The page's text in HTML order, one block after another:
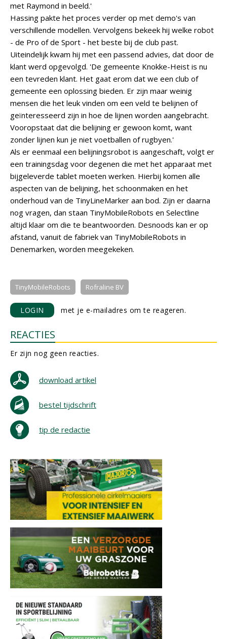
met Raymond in beeld.'
Hassing pakte het proces verder op met demo's van
verschillende modellen. Vervolgens bekeek hij welke robot
- de Pro of de Sport - het beste bij de club past.
Uiteindelijk kwam hij met een passend advies, dat door de
klant werd opgevolgd. 'De gemeente Knokke-Heist is nu
een tevreden klant. Het gaat erom dat we een club of
gemeente een oplossing bieden. Er zijn maar weinig
mensen die het leuk vinden om een veld te belijnen of
geïnteresseerd zijn in hoe de lijnen worden aangebracht.
Vooropstaat dat die belijning er gewoon komt, want
zonder lijnen kun je niet voetballen of rugbyen.'
Als er eenmaal een belijningsrobot is aangeschaft, volgt er
een trainingsdag voor degenen die met het apparaat met
bijgeleverde tablet moeten werken. Hierbij komen alle
aspecten van de belijning, het schoonmaken en het
onderhoud van de TinyLineMarker aan bod. Zijn er daarna
nog vragen, dan staan TinyMobileRobots en Selectline
altijd klaar om die te beantwoorden. Desnoods kan er op
afstand, vanuit de fabriek van TinyMobileRobots in
Denemarken, worden meegekeken.
TinyMobileRobots Rofraline BV
LOGIN met je e-mailadres om te reageren.
REACTIES
Er zijn nog geen reacties.
download artikel
bestel tijdschrift
tip de redactie